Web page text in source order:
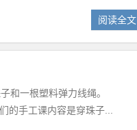
阅读全文
子和一根塑料弹力线绳。
的手工课内容是穿珠子...